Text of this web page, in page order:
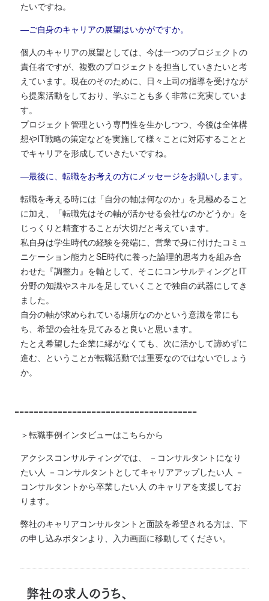
たいですね。
―ご自身のキャリアの展望はいかがですか。
個人のキャリアの展望としては、今は一つのプロジェクトの
責任者ですが、複数のプロジェクトを担当していきたいと考
えています。現在のそのために、日々上司の指導を受けなが
ら提案活動をしており、学ぶことも多く非常に充実していま
す。
プロジェクト管理という専門性を生かしつつ、今後は全体構
想やIT戦略の策定などを実施して様々ことに対応することと
でキャリアを形成していきたいですね。
―最後に、転職をお考えの方にメッセージをお願いします。
転職を考える時には「自分の軸は何なのか」を見極めること
に加え、「転職先はその軸が活かせる会社なのかどうか」を
じっくりと精査することが大切だと考えています。
私自身は学生時代の経験を発端に、営業で身に付けたコミュ
ニケーション能力とSE時代に養った論理的思考力を組み合
わせた『調整力』を軸として、そこにコンサルティングとIT
分野の知識やスキルを足していくことで独自の武器にしてき
ました。
自分の軸が求められている場所なのかという意識を常にも
ち、希望の会社を見てみると良いと思います。
たとえ希望した企業に縁がなくても、次に活かして諦めずに
進む、ということが転職活動では重要なのではないでしょう
か。
======================================
＞転職事例インタビューはこちらから
アクシスコンサルティングでは、 －コンサルタントになり
たい人 －コンサルタントとしてキャリアアップしたい人 －
コンサルタントから卒業したい人 のキャリアを支援してお
ります。
弊社のキャリアコンサルタントと面談を希望される方は、下
の申し込みボタンより、入力画面に移動してください。
弊社の求人のうち、